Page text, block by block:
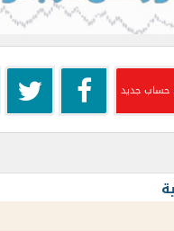
حساب جديد